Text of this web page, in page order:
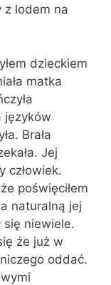
z lodem na
dzieckiem
matka
języków
Brała
Jej
człowiek.
poświęciłem
naturalną jej
się niewiele.
że już w
oddać.